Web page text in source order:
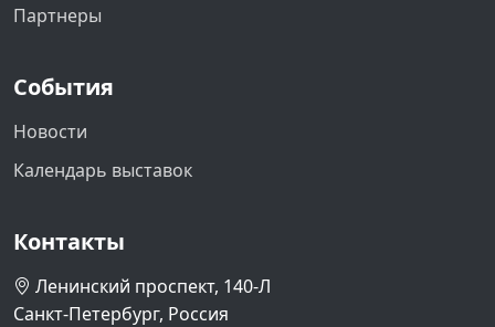
Партнеры
События
Новости
Календарь выставок
Контакты
Ленинский проспект, 140-Л
Санкт-Петербург, Россия